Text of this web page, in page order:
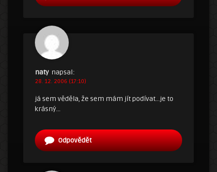
naty napsal:
28. 12. 2006 (17:10)
já sem věděla, že sem mám jít podívat…je to
krásný…
Odpovědět